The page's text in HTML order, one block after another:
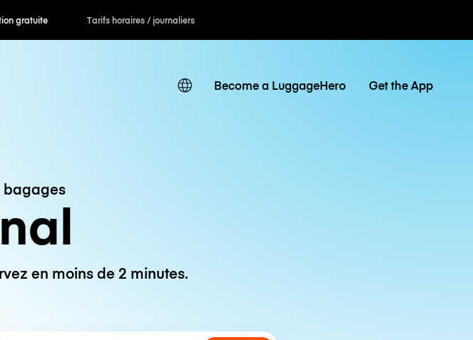
gratuite Tarifs horaires / journaliers
Become a LuggageHero Get the App
bagages
en moins de 2 minutes.